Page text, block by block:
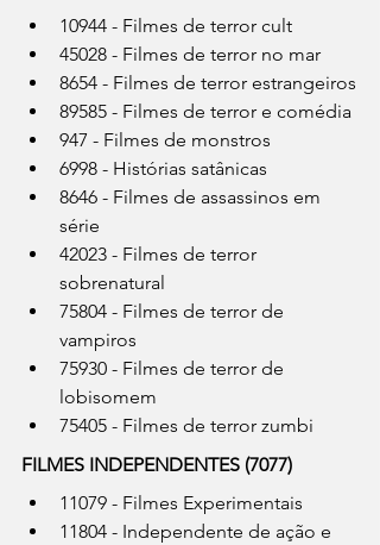
10944 - Filmes de terror cult
45028 - Filmes de terror no mar
8654 - Filmes de terror estrangeiros
89585 - Filmes de terror e comédia
947 - Filmes de monstros
6998 - Histórias satânicas
8646 - Filmes de assassinos em
série
42023 - Filmes de terror
sobrenatural
75804 - Filmes de terror de
vampiros
75930 - Filmes de terror de
lobisomem
75405 - Filmes de terror zumbi
FILMES INDEPENDENTES (7077)
11079 - Filmes Experimentais
11804 - Independente de ação e